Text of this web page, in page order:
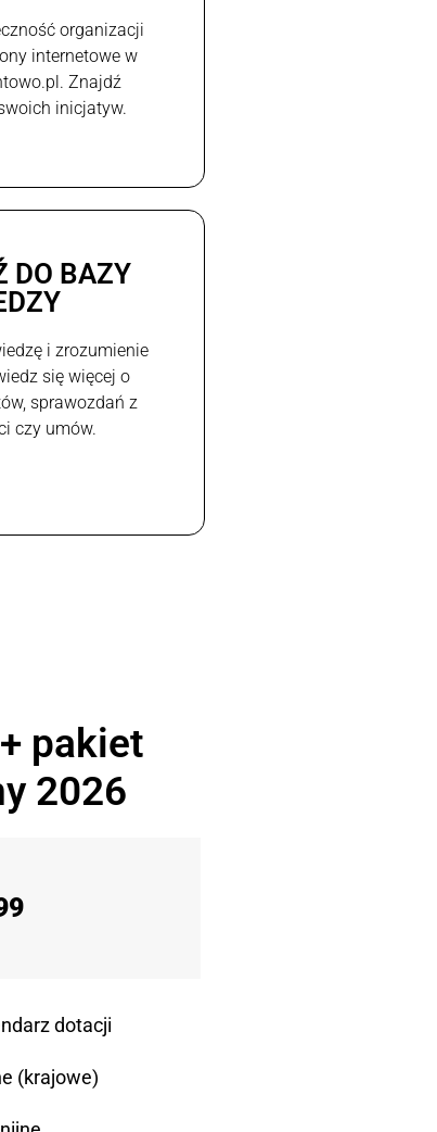
organizacji
internetowe w
Znajdź
inicjatyw.
DO BAZY
i zrozumienie
się więcej o
sprawozdań z
czy umów.
pakiet
2026
dotacji
(krajowe)